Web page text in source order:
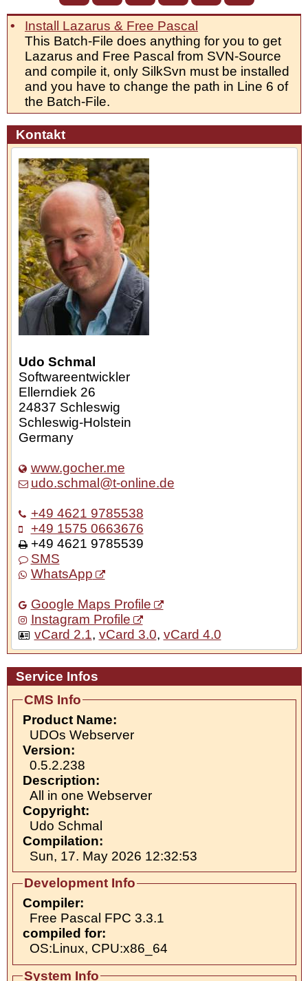
Install Lazarus & Free Pascal
This Batch-File does anything for you to get
Lazarus and Free Pascal from SVN-Source
and compile it, only SilkSvn must be installed
and you have to change the path in Line 6 of
the Batch-File.
Kontakt
Udo Schmal
Softwareentwickler
Ellerndiek 26
24837 Schleswig
Schleswig-Holstein
Germany
www.gocher.me
udo.schmal@t-online.de
+49 4621 9785538
+49 1575 0663676
+49 4621 9785539
SMS
WhatsApp
Google Maps Profile
Instagram Profile
vCard 2.1, vCard 3.0, vCard 4.0
Service Infos
CMS Info
Product Name:
UDOs Webserver
Version:
0.5.2.238
Description:
All in one Webserver
Copyright:
Udo Schmal
Compilation:
Sun, 17. May 2026 12:32:53
Development Info
Compiler:
Free Pascal FPC 3.3.1
compiled for:
OS:Linux, CPU:x86_64
System Info